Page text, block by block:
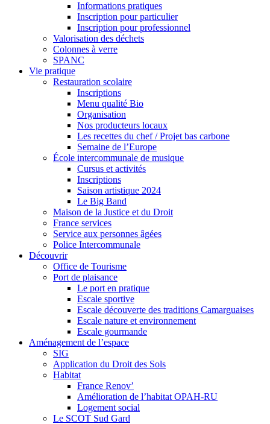
Informations pratiques
Inscription pour particulier
Inscription pour professionnel
Valorisation des déchets
Colonnes à verre
SPANC
Vie pratique
Restauration scolaire
Inscriptions
Menu qualité Bio
Organisation
Nos producteurs locaux
Les recettes du chef / Projet bas carbone
Semaine de l’Europe
École intercommunale de musique
Cursus et activités
Inscriptions
Saison artistique 2024
Le Big Band
Maison de la Justice et du Droit
France services
Service aux personnes âgées
Police Intercommunale
Découvrir
Office de Tourisme
Port de plaisance
Le port en pratique
Escale sportive
Escale découverte des traditions Camarguaises
Escale nature et environnement
Escale gourmande
Aménagement de l’espace
SIG
Application du Droit des Sols
Habitat
France Renov’
Amélioration de l’habitat OPAH-RU
Logement social
Le SCOT Sud Gard